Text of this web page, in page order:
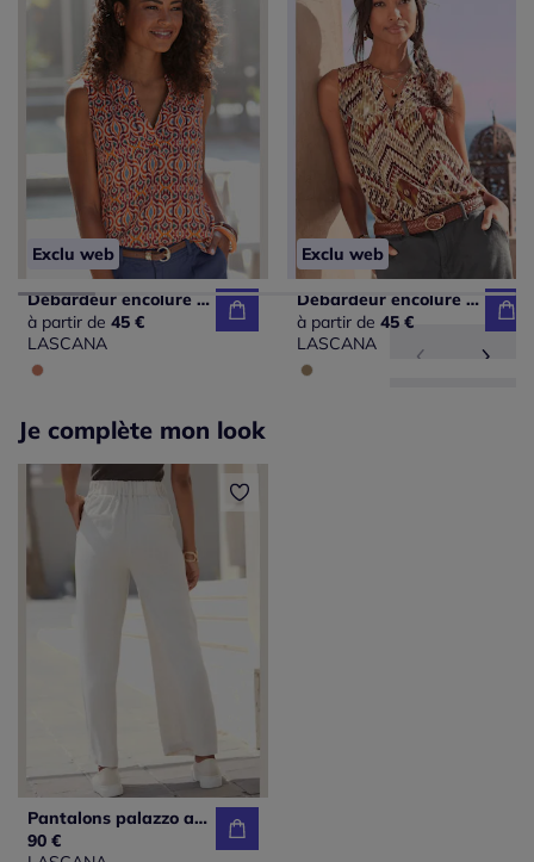
Exclu web
Débardeur encolure en V avec motif graphique et coupe décontractée
à partir de 45 €
LASCANA
Exclu web
Débardeur encolure en V avec motifs géométriques fluides
à partir de 45 €
LASCANA
Je complète mon look
Pantalons palazzo avec élastique et poches latérales
90 €